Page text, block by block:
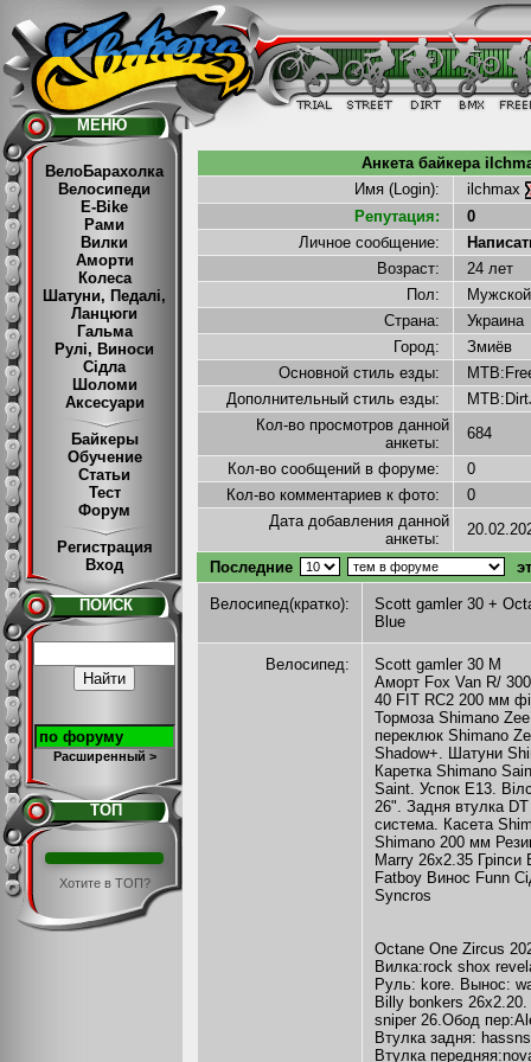
ВелоБарахолка
Велосипеди
E-Bike
Рами
Вилки
Аморти
Колеса
Шатуни, Педалі,
Ланцюги
Гальма
Рулі, Виноси
Сідла
Шоломи
Аксесуари
Байкеры
Обучение
Статьи
Тест
Форум
Регистрация
Вход
ПОИСК
Расширенный >
ТОП
Хотите в ТОП?
МЕНЮ
Анкета байкера
Имя (Login):
ilchmax
Репутация:
0
Личное сообщение:
Возраст:
24 лет
Пол:
Страна:
Город:
Змиёв
Основной стиль езды:
Дополнительный стиль езды:
Кол-во просмотров данной
анкеты:
684
Кол-во сообщений в форуме:
0
Кол-во комментариев к фото:
0
Дата добавления данной
анкеты:
Последние
Велосипед(кратко):
Scott gamler 30 +
Blue
Велосипед:
Scott gamler 30 М
Аморт Fox Van R/
40 FIT RC2 200 мм
Тормоза Shimano
переклюк Shimano
Shadow+. Шатуни
Каретка Shimano
Saint. Успок Е13.
26". Задня втулка
система. Касета
Shimano 200 мм
Marry 26x2.35
Fatboy Винос Funn
Syncros
Octane One Zircus
Вилка:rock shox
Руль: kore. Вынос:
Billy bonkers
sniper 26.Обод
Втулка задня:
Втулка